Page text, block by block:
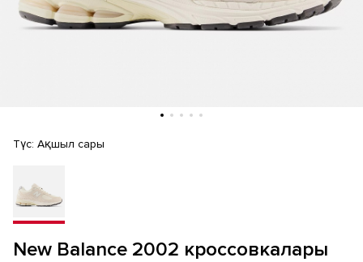
New Balance 2002 кроссовкалары
Түс: Ақшыл сары